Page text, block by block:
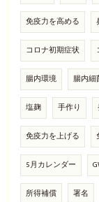
免疫力を高める
コロナ初期症状
腸内環境 腸内細
塩麹 手作り
免疫力を上げる
5月カレンダー
所得補償 署名